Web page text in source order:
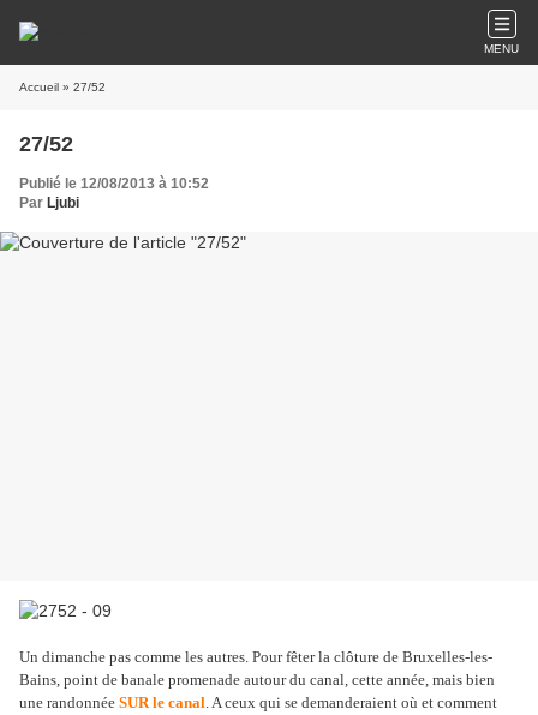
MENU
Accueil » 27/52
27/52
Publié le 12/08/2013 à 10:52
Par Ljubi
Un dimanche pas comme les autres. Pour fêter la clôture de Bruxelles-les-
Bains, point de banale promenade autour du canal, cette année, mais bien
une randonnée SUR le canal. A ceux qui se demanderaient où et comment